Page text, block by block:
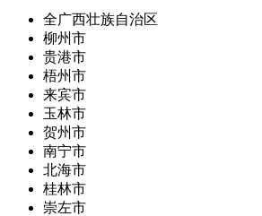
全广西壮族自治区
柳州市
贵港市
梧州市
来宾市
玉林市
贺州市
南宁市
北海市
桂林市
崇左市